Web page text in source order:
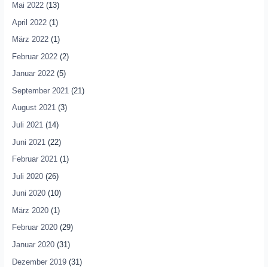
Mai 2022(13)
April 2022(1)
März 2022(1)
Februar 2022(2)
Januar 2022(5)
September 2021 (21)
August 2021(3)
Juli 2021(14)
Juni 2021 (22)
Februar 2021(1)
Juli 2020(26)
Juni 2020(10)
März 2020(1)
Februar 2020(29)
Januar 2020(31)
Dezember 2019(31)